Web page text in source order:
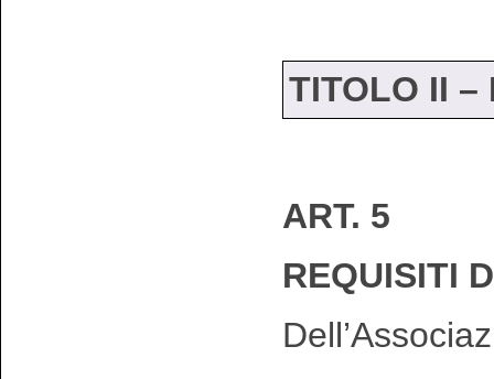
TITOLO II –
ART. 5
REQUISITI